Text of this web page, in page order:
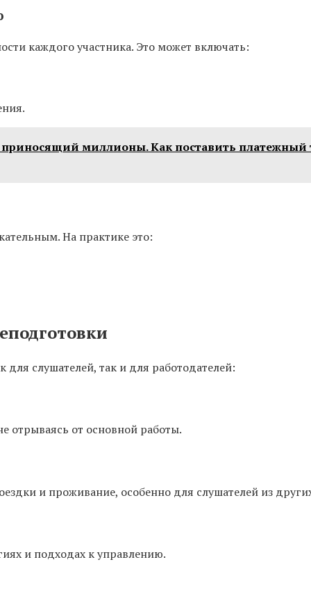
каждого участника. Это может включать:
миллионы. Как поставить платежный
На практике это:
слушателей, так и для работодателей:
отрываясь от основной работы.
и проживание, особенно для слушателей из
и подходах к управлению.